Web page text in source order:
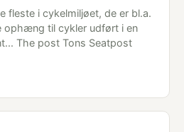
fleste i cykelmiljøet, de er bl.a.
ophæng til cykler udført i en
The post Tons Seatpost